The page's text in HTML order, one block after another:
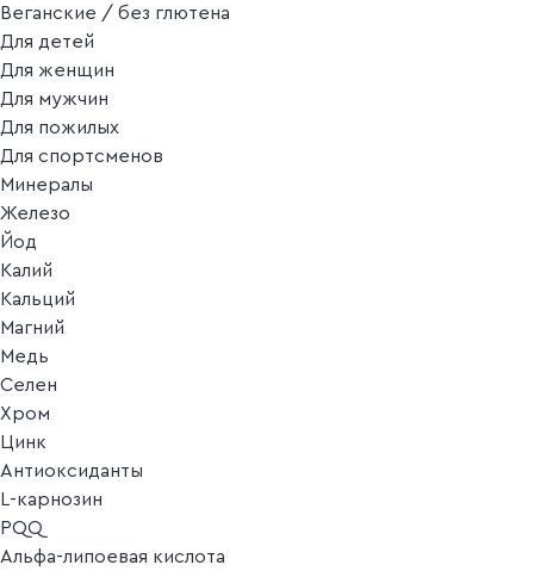
Веганские / без глютена
Для детей
Для женщин
Для мужчин
Для пожилых
Для спортсменов
Минералы
Железо
Йод
Калий
Кальций
Магний
Медь
Селен
Хром
Цинк
Антиоксиданты
L-карнозин
PQQ
Альфа-липоевая кислота